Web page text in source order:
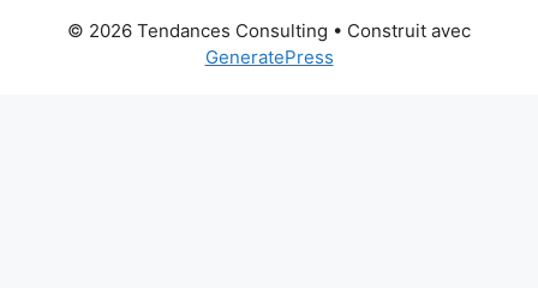
© 2026 Tendances Consulting • Construit avec
GeneratePress